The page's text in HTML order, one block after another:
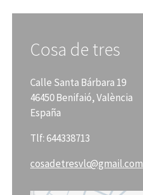
Cosa de tres
Calle Santa Bárbara 19
46450 Benifaió, València
España
Tlf: 644338713
cosadetresvlc@gmail.com